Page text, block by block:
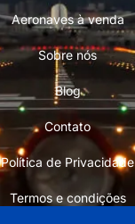
Aeronaves à venda
Sobre nós
Blog
Contato
Política de Privacidade
Termos e condições